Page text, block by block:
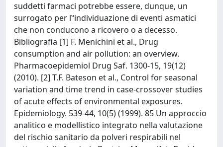
suddetti farmaci potrebbe essere, dunque, un
surrogato per l‟individuazione di eventi asmatici
che non conducono a ricovero o a decesso.
Bibliografia [1] F. Menichini et al., Drug
consumption and air pollution: an overview.
Pharmacoepidemiol Drug Saf. 1300-15, 19(12)
(2010). [2] T.F. Bateson et al., Control for seasonal
variation and time trend in case-crossover studies
of acute effects of environmental exposures.
Epidemiology. 539-44, 10(5) (1999). 85 Un approccio
analitico e modellistico integrato nella valutazione
del rischio sanitario da polveri respirabili nel